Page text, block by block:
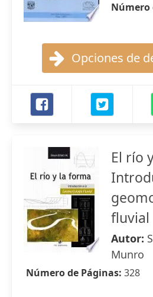
Número
Opciones de
El río
fluvial
Autor:
Munro
Número de Páginas: 328